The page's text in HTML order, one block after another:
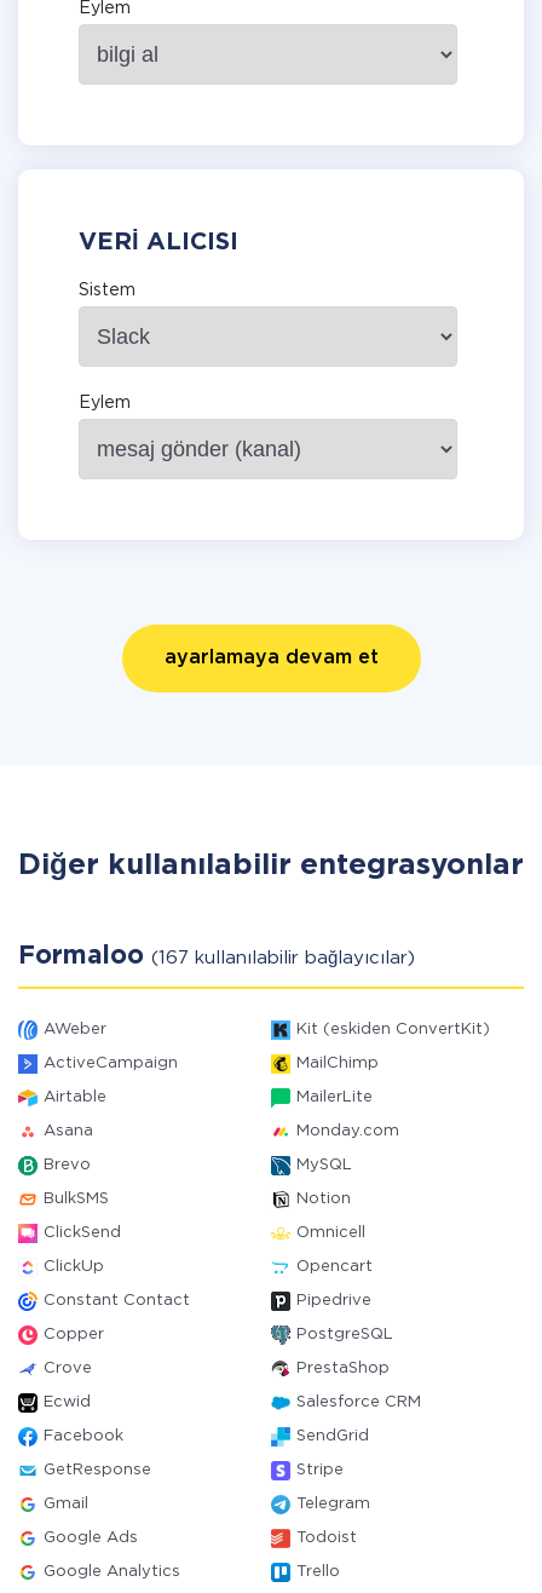
Eylem
VERI ALICISI
Sistem
Eylem
ayarlamaya devam et
Diğer kullanılabilir entegrasyonlar
Formaloo (167 kullanılabilir bağlayıcılar)
AWeber Kit (eskiden ConvertKit)
ActiveCampaign MailChimp
Airtable MailerLite
Asana Monday.com
Brevo MySQL
BulkSMS Notion
ClickSend Omnicell
ClickUp Opencart
Constant Contact Pipedrive
Copper PostgreSQL
Crove PrestaShop
Ecwid Salesforce CRM
Facebook SendGrid
GetResponse Stripe
Gmail Telegram
Google Ads Todoist
Google Analytics Trello